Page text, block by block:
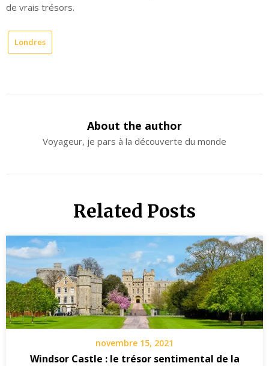
de vrais trésors.
Londres
About the author
Voyageur, je pars à la découverte du monde
Related Posts
novembre 15, 2021
Windsor Castle : le trésor sentimental de la